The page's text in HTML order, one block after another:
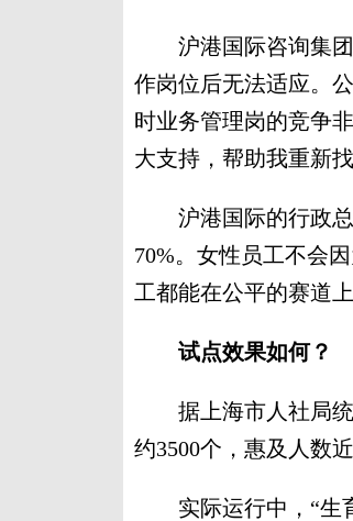
沪港国际咨询集团
作岗位后无法适应。
时业务管理岗的竞争
大支持，帮助我重新
沪港国际的行政总
70%。女性员工不会
工都能在公平的赛道
试点效果如何？
据上海市人社局统
约3500个，惠及人数近
实际运行中，“生育